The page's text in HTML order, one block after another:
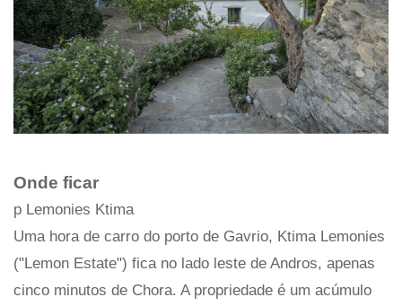
Onde ficar
p Lemonies Ktima
Uma hora de carro do porto de Gavrio, Ktima Lemonies
("Lemon Estate") fica no lado leste de Andros, apenas
cinco minutos de Chora. A propriedade é um acúmulo